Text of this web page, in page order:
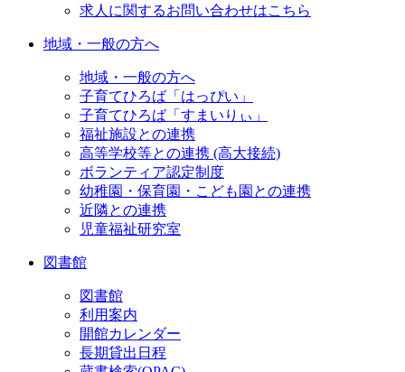
求人に関するお問い合わせはこちら
地域・一般の方へ
地域・一般の方へ
子育てひろば「はっぴい」
子育てひろば「すまいりぃ」
福祉施設との連携
高等学校等との連携 (高大接続)
ボランティア認定制度
幼稚園・保育園・こども園との連携
近隣との連携
児童福祉研究室
図書館
図書館
利用案内
開館カレンダー
長期貸出日程